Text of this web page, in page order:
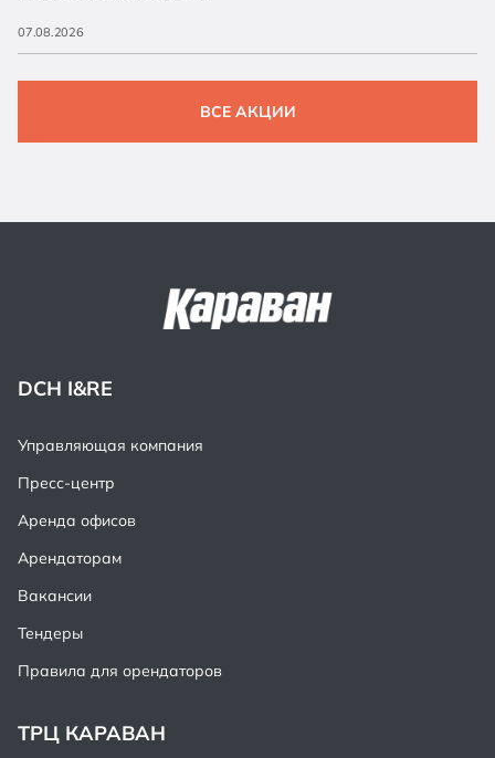
07.08.2026
ВСЕ АКЦИИ
DCH I&RE
Управляющая компания
Пресс-центр
Аренда офисов
Арендаторам
Вакансии
Тендеры
Правила для орендаторов
ТРЦ КАРАВАН